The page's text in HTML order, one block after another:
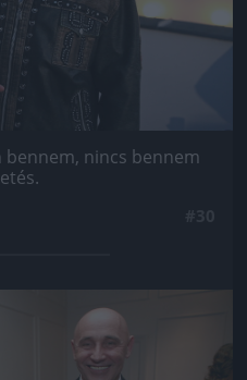
bennem, nincs bennem
kép!